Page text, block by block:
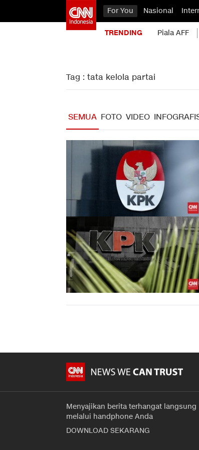
For You Nasional
TRENDING Piala AFF
Tag : tata kelola partai
SEMUA FOTO VIDEO
Menyajikan berita terhangat langsung
melalui handphone Anda
DOWNLOAD SEKARANG